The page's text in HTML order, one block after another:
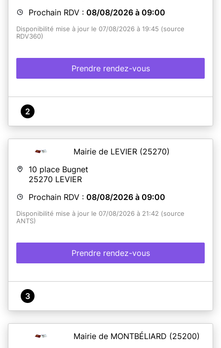
Prochain RDV : 08/08/2026 à 09:00
Disponibilité mise à jour le 07/08/2026 à 19:45 (source
RDV360)
Prendre rendez-vous
2
Mairie de LEVIER (25270)
10 place Bugnet
25270 LEVIER
Prochain RDV : 08/08/2026 à 09:00
Disponibilité mise à jour le 07/08/2026 à 21:42 (source
ANTS)
Prendre rendez-vous
3
Mairie de MONTBÉLIARD (25200)